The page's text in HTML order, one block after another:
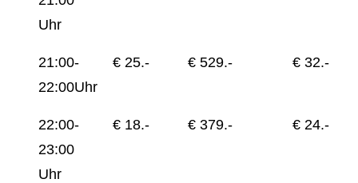
Uhr
21:00-
22:00Uhr
€ 25.- € 529.- € 32.-
22:00-
23:00
Uhr
€ 18.- € 379.- € 24.-